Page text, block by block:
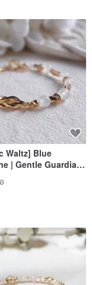
Waltz] Blue
| Gentle Guardian
Bracelet